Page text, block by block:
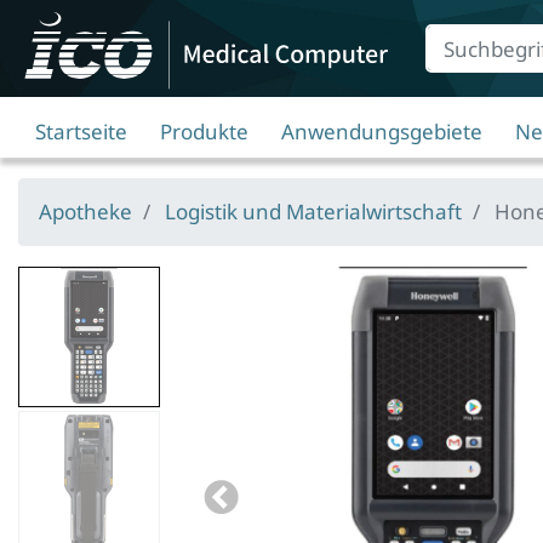
Suche
Eingabefeld
Startseite Produkte Anwendungsgebiete
Apotheke Logistik und Materialwirtschaft
Previous